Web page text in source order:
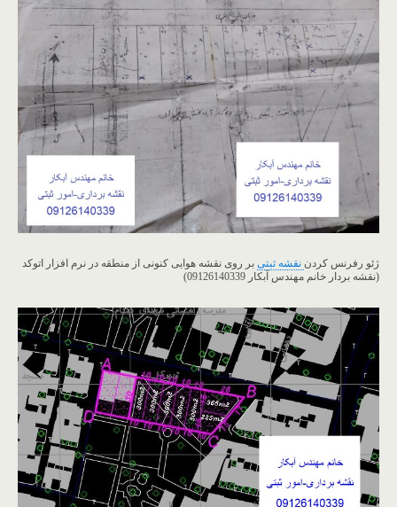
ژئو رفرنس کردن نقشه ثبتی بر روی نقشه هوایی کنونی از منطقه در نرم افزار اتوکد
(نقشه بردار خانم مهندس آبکار 09126140339)